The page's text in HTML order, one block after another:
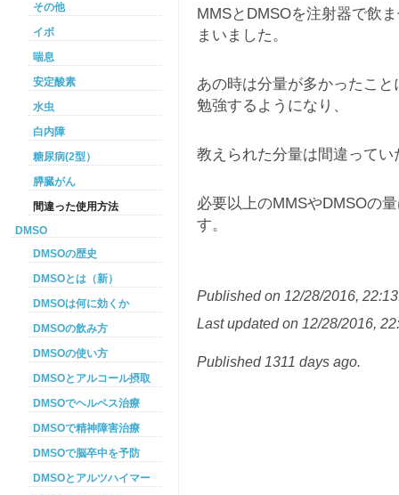
MMSとDMSOを注射器で飲
まいました。
あの時は分量が多かったこ
勉強するようになり、
教えられた分量は間違って
必要以上のMMSやDMSOの
す。
Published on 12/28/2016,
Last updated on 12/28/2016,
Published 1311 days ago.
その他
イボ
喘息
安定酸素
水虫
白内障
糖尿病(2型）
膵臓がん
間違った使用方法
DMSO
DMSOの歴史
DMSOとは（新）
DMSOは何に効くか
DMSOの飲み方
DMSOの使い方
DMSOとアルコール摂取
DMSOでヘルペス治療
DMSOで精神障害治療
DMSOで脳卒中を予防
DMSOとアルツハイマー